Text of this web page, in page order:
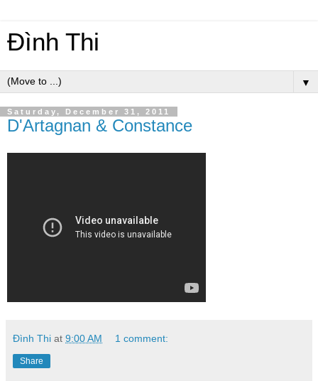
Đình Thi
▼
Saturday, December 31, 2011
D'Artagnan & Constance
Đình Thi at 9:00 AM 1 comment:
Share